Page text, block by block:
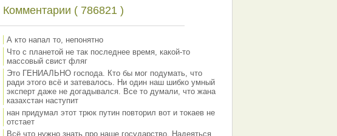
Комментарии ( 786821 )
А кто напал то, непонятно
Что с планетой не так последнее время, какой-то
массовый свист фляг
Это ГЕНИАЛЬНО господа. Кто бы мог подумать, что
ради этого всё и затевалось. Ни один наш шибко умный
эксперт даже не догадывался. Все то думали, что жана
казахстан наступит
нан придумал этот трюк путин повторил вот и токаев не
отстает
Всё что нужно знать про наше государство. Надеяться